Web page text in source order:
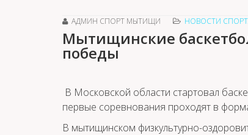
АДМИН СПОРТ МЫТИЩИ НОВОСТИ
Мытищинские
победы
В Московской области стартовал
первые соревнования проходят в
В мытищинском физкультурно-